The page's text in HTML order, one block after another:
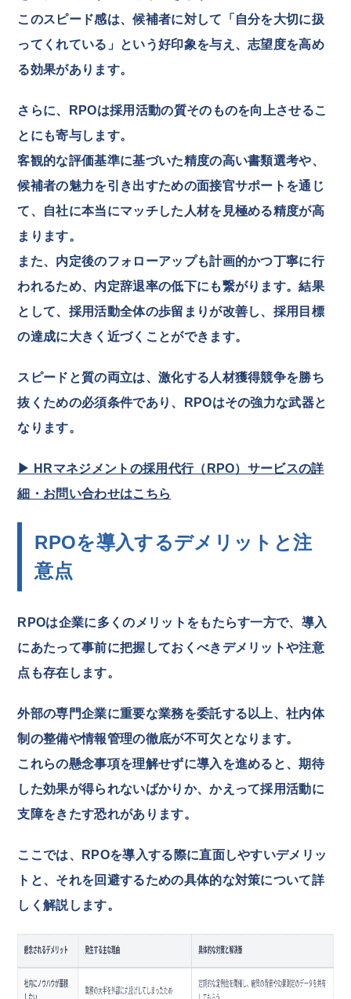
このスピード感は、候補者に対して「自分を大切に扱
ってくれている」という好印象を与え、志望度を高め
る効果があります。
さらに、RPOは採用活動の質そのものを向上させるこ
とにも寄与します。
客観的な評価基準に基づいた精度の高い書類選考や、
候補者の魅力を引き出すための面接官サポートを通じ
て、自社に本当にマッチした人材を見極める精度が高
まります。
また、内定後のフォローアップも計画的かつ丁寧に行
われるため、内定辞退率の低下にも繋がります。結果
として、採用活動全体の歩留まりが改善し、採用目標
の達成に大きく近づくことができます。
スピードと質の両立は、激化する人材獲得競争を勝ち
抜くための必須条件であり、RPOはその強力な武器と
なります。
▶ HRマネジメントの採用代行（RPO）サービスの詳
細・お問い合わせはこちら
RPOを導入するデメリットと注
意点
RPOは企業に多くのメリットをもたらす一方で、導入
にあたって事前に把握しておくべきデメリットや注意
点も存在します。
外部の専門企業に重要な業務を委託する以上、社内体
制の整備や情報管理の徹底が不可欠となります。
これらの懸念事項を理解せずに導入を進めると、期待
した効果が得られないばかりか、かえって採用活動に
支障をきたす恐れがあります。
ここでは、RPOを導入する際に直面しやすいデメリッ
トと、それを回避するための具体的な対策について詳
しく解説します。